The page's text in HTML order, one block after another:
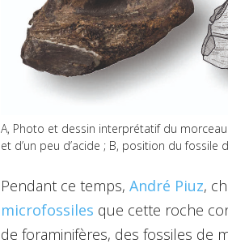
A, Photo et dessin interprétatif du
et d’un peu d’acide ; B, position du
Pendant ce temps, André Piuz,
microfossiles que cette roche
de foraminifères, des fossiles de